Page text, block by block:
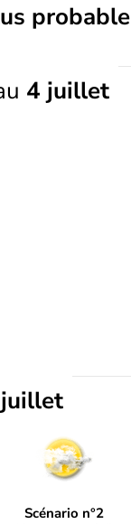
probable
4 juillet
Scénario n°2